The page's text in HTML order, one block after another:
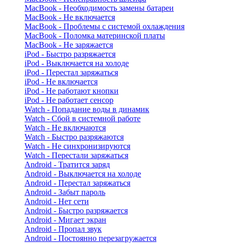
MacBook - Необходимость замены батареи
MacBook - Не включается
MacBook - Проблемы с системой охлаждения
MacBook - Поломка материнской платы
MacBook - Не заряжается
iPod - Быстро разряжается
iPod - Выключается на холоде
iPod - Перестал заряжаться
iPod - Не включается
iPod - Не работают кнопки
iPod - Не работает сенсор
Watch - Попадание воды в динамик
Watch - Сбой в системной работе
Watch - Не включаются
Watch - Быстро разряжаются
Watch - Не синхронизируются
Watch - Перестали заряжаться
Android - Тратится заряд
Android - Выключается на холоде
Android - Перестал заряжаться
Android - Забыт пароль
Android - Нет сети
Android - Быстро разряжается
Android - Мигает экран
Android - Пропал звук
Android - Постоянно перезагружается